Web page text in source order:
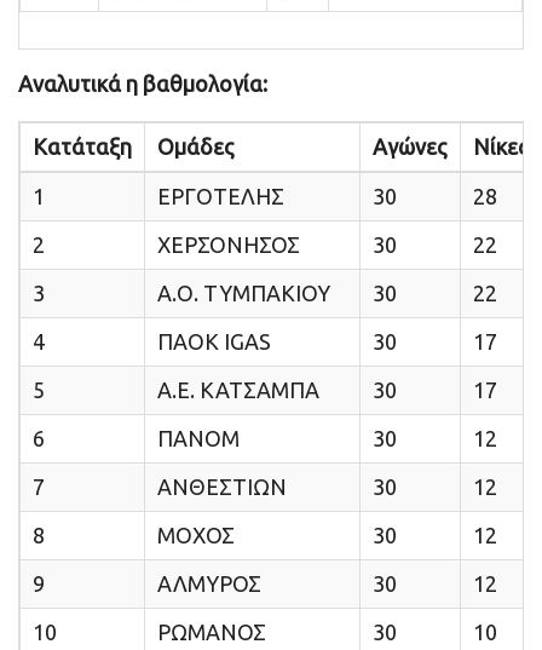
Αναλυτικά η βαθμολογία:
Κατάταξη Ομάδες Αγώνες Νίκες
1 ΕΡΓΟΤΕΛΗΣ 30
28
2
ΧΕΡΣΟΝΗΣΟΣ 30
22
3
Α.Ο. ΤΥΜΠΑΚΙΟΥ 30
22
4
ΠΑΟΚ IGAS 30
17
5
Α.Ε. ΚΑΤΣΑΜΠΑ 30
17
6
ΠΑΝΟΜ 30
12
7
ΑΝΘΕΣΤΙΩΝ 30
12
8
ΜΟΧΟΣ 30
12
9
ΑΛΜΥΡΟΣ 30
12
10
ΡΩΜΑΝΟΣ 30 10